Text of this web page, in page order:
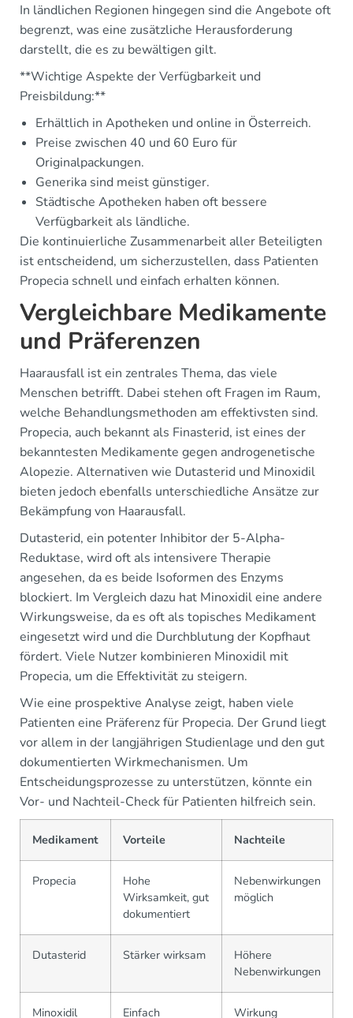
In ländlichen Regionen hingegen sind die Angebote oft
begrenzt, was eine zusätzliche Herausforderung
darstellt, die es zu bewältigen gilt.
**Wichtige Aspekte der Verfügbarkeit und
Preisbildung:**
Erhältlich in Apotheken und online in Österreich.
Preise zwischen 40 und 60 Euro für
Originalpackungen.
Generika sind meist günstiger.
Städtische Apotheken haben oft bessere
Verfügbarkeit als ländliche.
Die kontinuierliche Zusammenarbeit aller Beteiligten
ist entscheidend, um sicherzustellen, dass Patienten
Propecia schnell und einfach erhalten können.
Vergleichbare Medikamente
und Präferenzen
Haarausfall ist ein zentrales Thema, das viele
Menschen betrifft. Dabei stehen oft Fragen im Raum,
welche Behandlungsmethoden am effektivsten sind.
Propecia, auch bekannt als Finasterid, ist eines der
bekanntesten Medikamente gegen androgenetische
Alopezie. Alternativen wie Dutasterid und Minoxidil
bieten jedoch ebenfalls unterschiedliche Ansätze zur
Bekämpfung von Haarausfall.
Dutasterid, ein potenter Inhibitor der 5-Alpha-
Reduktase, wird oft als intensivere Therapie
angesehen, da es beide Isoformen des Enzyms
blockiert. Im Vergleich dazu hat Minoxidil eine andere
Wirkungsweise, da es oft als topisches Medikament
eingesetzt wird und die Durchblutung der Kopfhaut
fördert. Viele Nutzer kombinieren Minoxidil mit
Propecia, um die Effektivität zu steigern.
Wie eine prospektive Analyse zeigt, haben viele
Patienten eine Präferenz für Propecia. Der Grund liegt
vor allem in der langjährigen Studienlage und den gut
dokumentierten Wirkmechanismen. Um
Entscheidungsprozesse zu unterstützen, könnte ein
Vor- und Nachteil-Check für Patienten hilfreich sein.
Medikament Vorteile Nachteile
Propecia
Hohe
Wirksamkeit, gut
dokumentiert
Nebenwirkungen
möglich
Dutasterid Stärker wirksam
Höhere
Nebenwirkungen
Minoxidil Einfach Wirkung